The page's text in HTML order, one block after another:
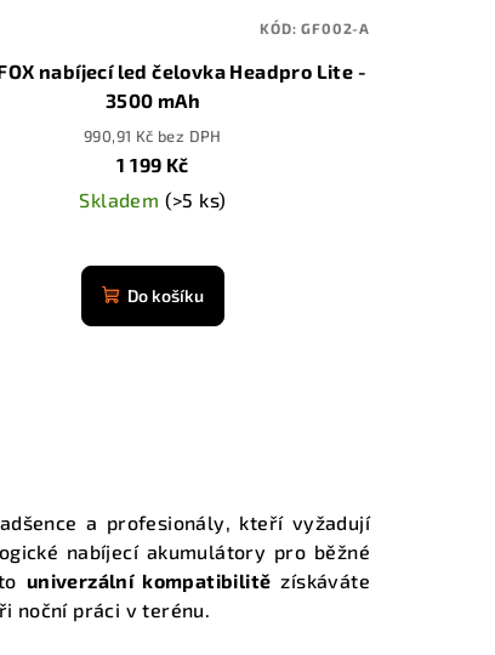
nabíjecí led čelovka Headpro Lite -
3500 mAh
990,91 Kč bez DPH
1 199 Kč
Skladem (>5 ks)
hodnocení
produktu
je
Do košíku
KÓD:GF002-A
a profesionály, kteří vyžadují
nabíjecí akumulátory pro běžné
univerzální kompatibilitě získáváte
noční práci v terénu.